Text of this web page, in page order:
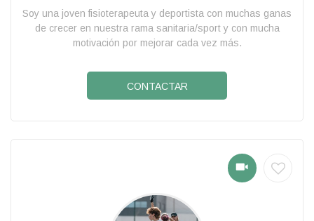
Soy una joven fisioterapeuta y deportista con muchas ganas
de crecer en nuestra rama sanitaria/sport y con mucha
motivación por mejorar cada vez más.
CONTACTAR